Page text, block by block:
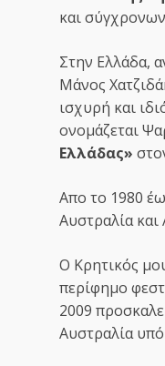
και
Στην Ελλάδα,
Μάνος
ισχυρή και
ονομάζεται
Ελλάδας»
Απο το 1980
Αυστραλία και
Ο Κρητικός
περίφημο
2009
Αυστραλία υπό